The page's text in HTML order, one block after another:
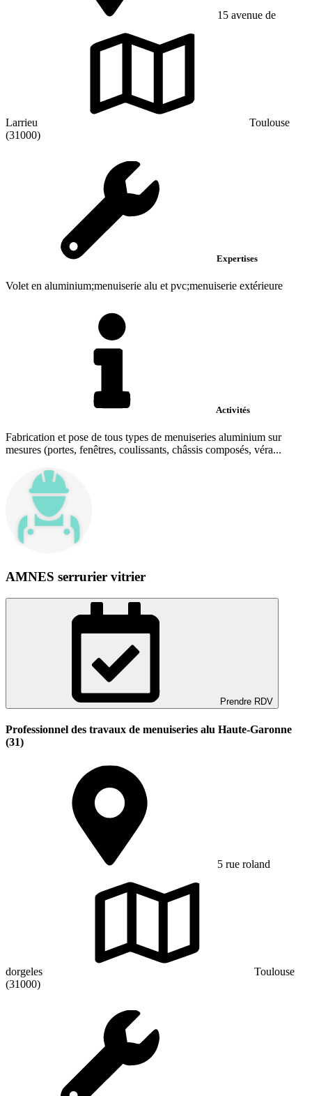
15 avenue de
Larrieu
Toulouse
(31000)
Expertises
Volet en aluminium;menuiserie alu et pvc;menuiserie extérieure
Activités
Fabrication et pose de tous types de menuiseries aluminium sur
mesures (portes, fenêtres, coulissants, châssis composés, véra...
AMNES serrurier vitrier
Prendre RDV
Professionnel des travaux de menuiseries alu Haute-Garonne
(31)
5 rue roland
dorgeles
Toulouse
(31000)